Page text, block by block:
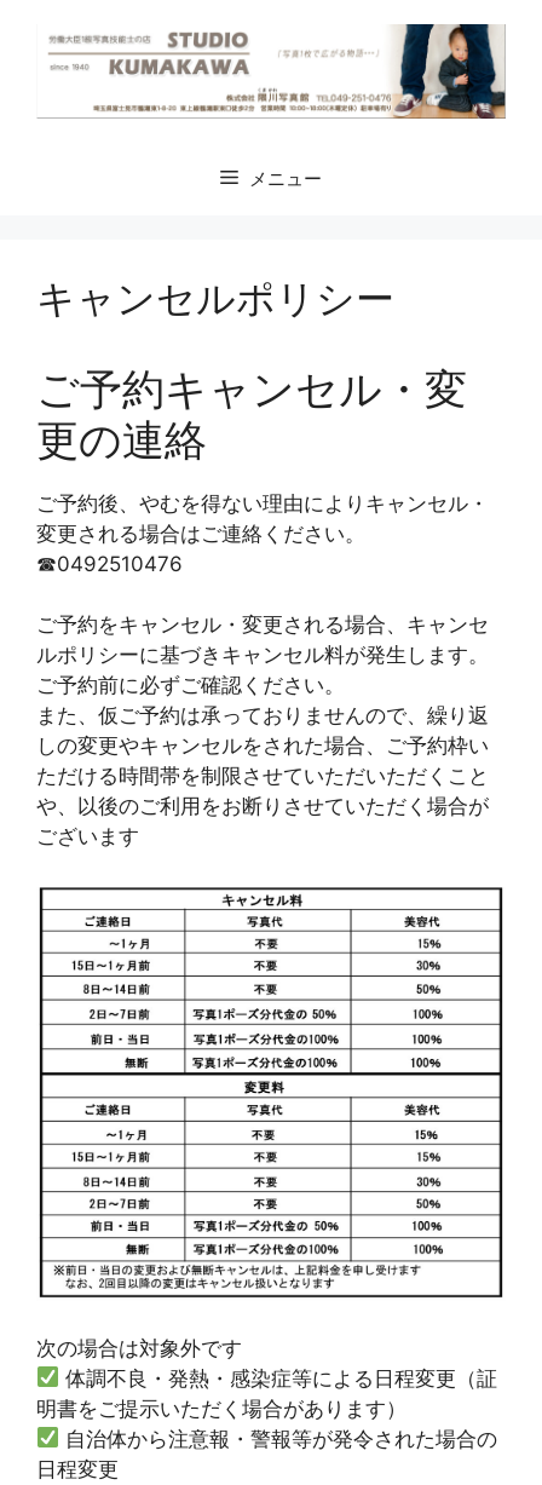
メニュー
キャンセルポリシー
ご予約キャンセル・変
更の連絡
ご予約後、やむを得ない理由によりキャンセル・
変更される場合はご連絡ください。
☎0492510476
ご予約をキャンセル・変更される場合、キャンセ
ルポリシーに基づきキャンセル料が発生します。
ご予約前に必ずご確認ください。
また、仮ご予約は承っておりませんので、繰り返
しの変更やキャンセルをされた場合、ご予約枠い
ただける時間帯を制限させていただいただくこと
や、以後のご利用をお断りさせていただく場合が
ございます
次の場合は対象外です
体調不良・発熱・感染症等による日程変更（証
明書をご提示いただく場合があります）
自治体から注意報・警報等が発令された場合の
日程変更